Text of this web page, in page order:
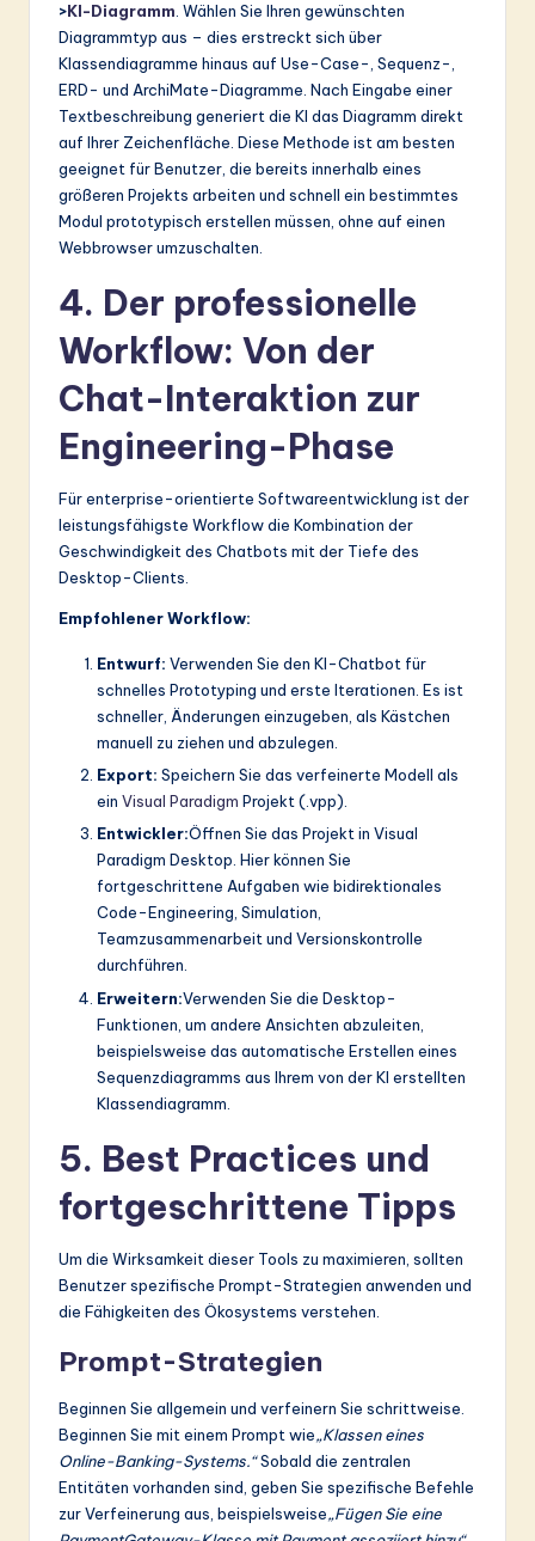
>KI-Diagramm. Wählen Sie Ihren gewünschten
Diagrammtyp aus – dies erstreckt sich über
Klassendiagramme hinaus auf Use-Case-, Sequenz-,
ERD- und ArchiMate-Diagramme. Nach Eingabe einer
Textbeschreibung generiert die KI das Diagramm direkt
auf Ihrer Zeichenfläche. Diese Methode ist am besten
geeignet für Benutzer, die bereits innerhalb eines
größeren Projekts arbeiten und schnell ein bestimmtes
Modul prototypisch erstellen müssen, ohne auf einen
Webbrowser umzuschalten.
4. Der professionelle
Workflow: Von der
Chat-Interaktion zur
Engineering-Phase
Für enterprise-orientierte Softwareentwicklung ist der
leistungsfähigste Workflow die Kombination der
Geschwindigkeit des Chatbots mit der Tiefe des
Desktop-Clients.
Empfohlener Workflow:
Entwurf: Verwenden Sie den KI-Chatbot für
schnelles Prototyping und erste Iterationen. Es ist
schneller, Änderungen einzugeben, als Kästchen
manuell zu ziehen und abzulegen.
Export: Speichern Sie das verfeinerte Modell als
ein Visual Paradigm Projekt (.vpp).
Entwickler:Öffnen Sie das Projekt in Visual
Paradigm Desktop. Hier können Sie
fortgeschrittene Aufgaben wie bidirektionales
Code-Engineering, Simulation,
Teamzusammenarbeit und Versionskontrolle
durchführen.
Erweitern:Verwenden Sie die Desktop-
Funktionen, um andere Ansichten abzuleiten,
beispielsweise das automatische Erstellen eines
Sequenzdiagramms aus Ihrem von der KI erstellten
Klassendiagramm.
5. Best Practices und
fortgeschrittene Tipps
Um die Wirksamkeit dieser Tools zu maximieren, sollten
Benutzer spezifische Prompt-Strategien anwenden und
die Fähigkeiten des Ökosystems verstehen.
Prompt-Strategien
Beginnen Sie allgemein und verfeinern Sie schrittweise.
Beginnen Sie mit einem Prompt wie„Klassen eines
Online-Banking-Systems.“Sobald die zentralen
Entitäten vorhanden sind, geben Sie spezifische Befehle
zur Verfeinerung aus, beispielsweise„Fügen Sie eine